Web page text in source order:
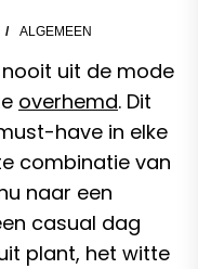
ALGEMEEN
uit de mode
overhemd. Dit
have in elke
combinatie van
naar een
casual dag
plant, het witte